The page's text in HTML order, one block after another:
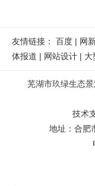
友情链接： 百度 | 网
体报道 | 网站设计 | 大
芜湖市玖绿生态
技术
地址： 合肥